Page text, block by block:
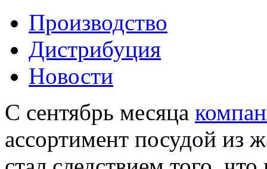
Производство
Дистрибуция
Новости
С сентябрь месяца
ассортимент посудой из